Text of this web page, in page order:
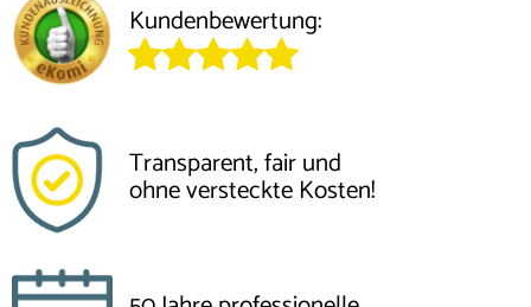
Kundenbewertung:
Transparent, fair und
ohne versteckte Kosten!